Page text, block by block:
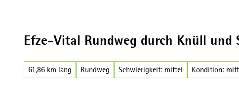
Efze-Vital Rundweg durch Knüll und
61,86 km lang Rundweg Schwierigkeit: mittel Kondition: